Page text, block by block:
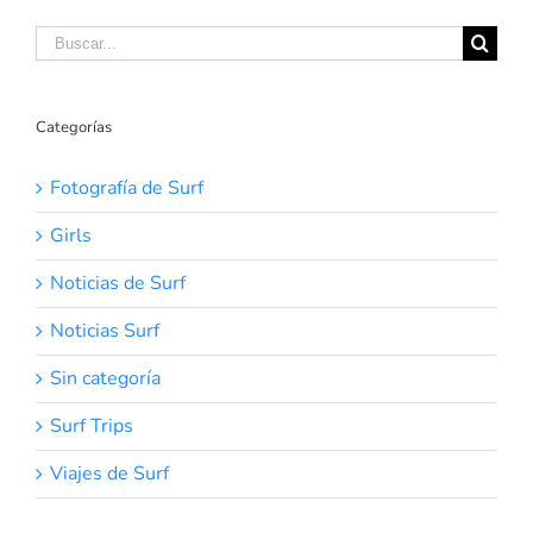
Buscar:
Categorías
Fotografía de Surf
Girls
Noticias de Surf
Noticias Surf
Sin categoría
Surf Trips
Viajes de Surf